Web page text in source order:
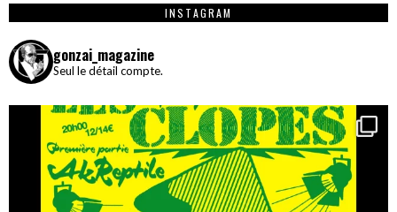
INSTAGRAM
gonzai_magazine
Seul le détail compte.